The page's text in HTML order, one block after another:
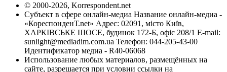
© 2000-2026, Korrespondent.net
Субъект в сфере онлайн-медиа Название онлайн-медиа -
«КореспонденТ.net» Адрес: 02091, місто Київ,
ХАРКІВСЬКЕ ШОСЕ, будинок 172-Б, офіс 208/1 E-mail:
sunlight@mediadim.com.ua Телефон: 044-205-43-00
Идентификатор медиа - R40-06068
Использование любых материалов, размещённых на
сайте, разрешается при условии ссылки на